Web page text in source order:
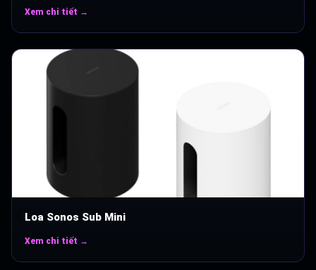
Xem chi tiết →
Loa Sonos Sub Mini
Xem chi tiết →